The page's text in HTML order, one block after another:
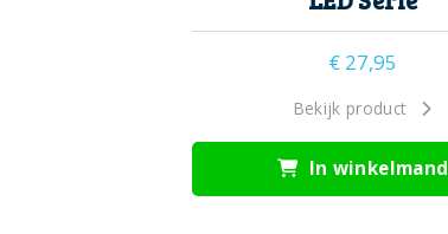
€ 27,95
Bekijk product
In winkelmand